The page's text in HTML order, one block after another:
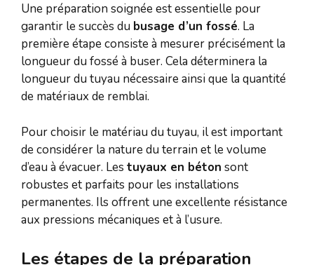
Une préparation soignée est essentielle pour
garantir le succès du busage d’un fossé. La
première étape consiste à mesurer précisément la
longueur du fossé à buser. Cela déterminera la
longueur du tuyau nécessaire ainsi que la quantité
de matériaux de remblai.
Pour choisir le matériau du tuyau, il est important
de considérer la nature du terrain et le volume
d’eau à évacuer. Les tuyaux en béton sont
robustes et parfaits pour les installations
permanentes. Ils offrent une excellente résistance
aux pressions mécaniques et à l’usure.
Les étapes de la préparation